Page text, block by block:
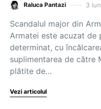
Raluca Pantazi 3
Scandalul major din
Armatei este acuzat de
determinat, cu
suplimentarea de către
plătite de…
Vezi articolul